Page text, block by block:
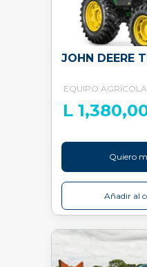
JOHN DEERE
EQUIPO AGRÍCOLA
L
Quiero
Añadir al